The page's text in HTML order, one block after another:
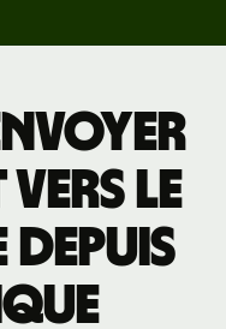
vers le
depuis